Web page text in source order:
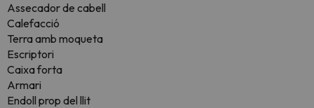
Assecador de cabell
Calefacció
Terra amb moqueta
Escriptori
Caixa forta
Armari
Endoll prop del llit